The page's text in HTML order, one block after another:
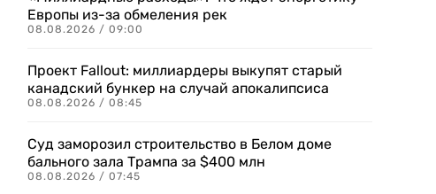
Европы из-за обмеления рек
08.08.2026 / 09:00
Проект Fallout: миллиардеры выкупят старый
канадский бункер на случай апокалипсиса
08.08.2026 / 08:45
Суд заморозил строительство в Белом доме
бального зала Трампа за $400 млн
08.08.2026 / 07:45